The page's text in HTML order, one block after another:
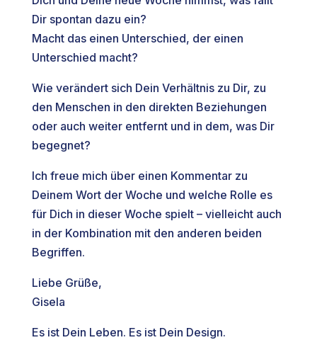
Dir spontan dazu ein?
Macht das einen Unterschied, der einen
Unterschied macht?
Wie verändert sich Dein Verhältnis zu Dir, zu
den Menschen in den direkten Beziehungen
oder auch weiter entfernt und in dem, was Dir
begegnet?
Ich freue mich über einen Kommentar zu
Deinem Wort der Woche und welche Rolle es
für Dich in dieser Woche spielt – vielleicht auch
in der Kombination mit den anderen beiden
Begriffen.
Liebe Grüße,
Gisela
Es ist Dein Leben. Es ist Dein Design.